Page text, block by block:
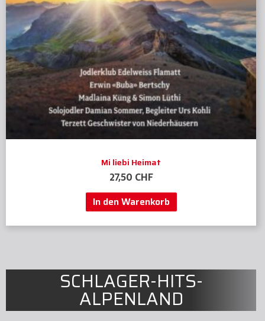
Mi liebi Heimat
27,50 CHF
In den Warenkorb
SCHLAGER-HITS-
ALPENLAND